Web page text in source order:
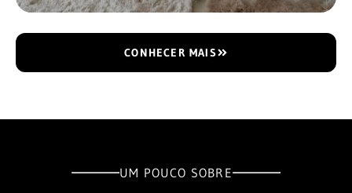
CONHECER MAIS
UM POUCO SOBRE